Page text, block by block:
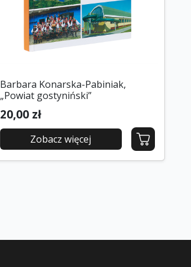
Barbara Konarska-Pabiniak,
„Powiat gostyniński”
20,00 zł
Zobacz więcej